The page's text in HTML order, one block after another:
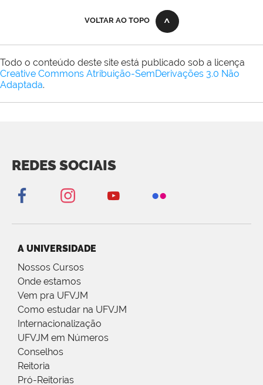
VOLTAR AO TOPO
Todo o conteúdo deste site está publicado sob a licença
Creative Commons Atribuição-SemDerivações 3.0 Não
Adaptada.
REDES SOCIAIS
A UNIVERSIDADE
Nossos Cursos
Onde estamos
Vem pra UFVJM
Como estudar na UFVJM
Internacionalização
UFVJM em Números
Conselhos
Reitoria
Pró-Reitorias